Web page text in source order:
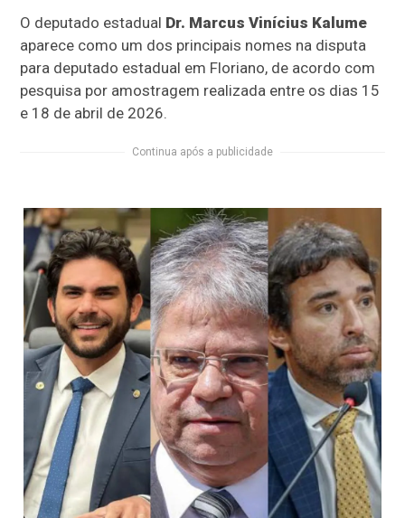
O deputado estadual Dr. Marcus Vinícius Kalume
aparece como um dos principais nomes na disputa
para deputado estadual em Floriano, de acordo com
pesquisa por amostragem realizada entre os dias 15
e 18 de abril de 2026.
Continua após a publicidade